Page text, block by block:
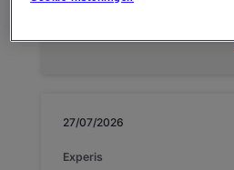
27/07/2026
Experis